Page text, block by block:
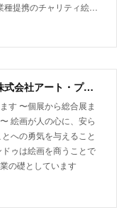
提携のチャリティ絵…
ART・PLAN DO ー株式会社アート・プランドゥー
す 〜個展から総合展ま
絵画が人の心に、安ら
への勇気を与えること
ゥは絵画を商うことで
の礎としています